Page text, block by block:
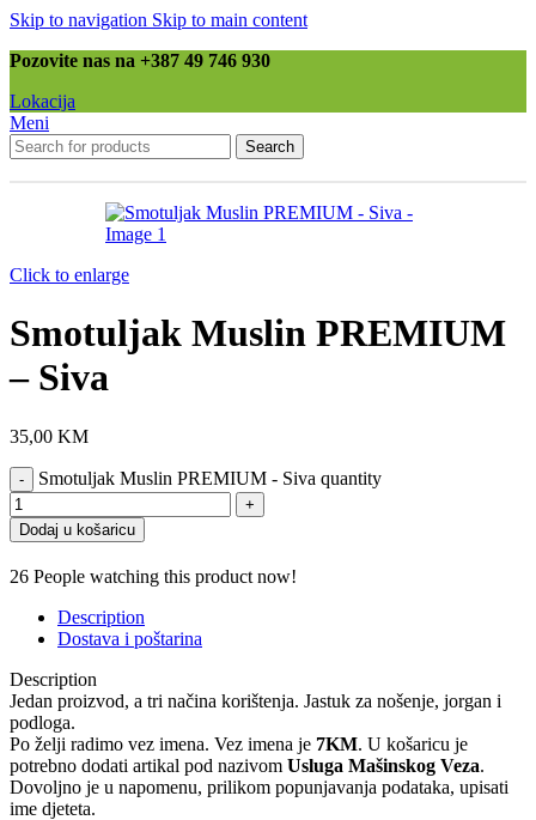
Skip to navigation Skip to main content
Pozovite nas na +387 49 746 930
Lokacija
Meni
Search
Click to enlarge
Smotuljak Muslin PREMIUM
– Siva
35,00 KM
Smotuljak Muslin PREMIUM - Siva quantity
Dodaj u košaricu
26 People watching this product now!
Description
Dostava i poštarina
Description
Jedan proizvod, a tri načina korištenja. Jastuk za nošenje, jorgan i
podloga.
Po želji radimo vez imena. Vez imena je 7KM. U košaricu je
potrebno dodati artikal pod nazivom Usluga Mašinskog Veza.
Dovoljno je u napomenu, prilikom popunjavanja podataka, upisati
ime djeteta.